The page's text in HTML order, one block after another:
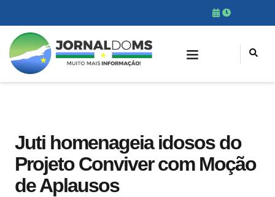
Juti homenageia idosos do
Projeto Conviver com Moção
de Aplausos